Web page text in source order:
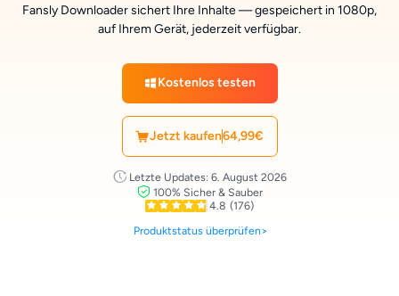
Fansly Downloader sichert Ihre Inhalte — gespeichert in 1080p,
auf Ihrem Gerät, jederzeit verfügbar.
Kostenlos testen
Jetzt kaufen64,99€
Letzte Updates: 6. August 2026
100% Sicher & Sauber
4.8 (176)
Produktstatus überprüfen>